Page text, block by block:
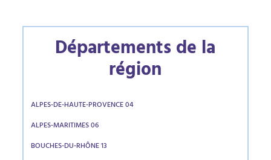
Départements de la
région
ALPES-DE-HAUTE-PROVENCE 04
ALPES-MARITIMES 06
BOUCHES-DU-RHÔNE 13